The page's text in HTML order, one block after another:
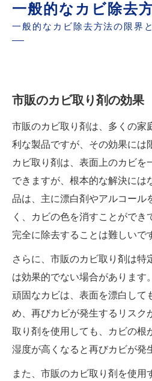
一般的なカビ除去
一般的なカビ除去方法の限界
市販のカビ取り剤の効果
市販のカビ取り剤は、多くの家
利な製品ですが、その効果には
カビ取り剤は、表面上のカビを
できますが、根本的な解決には
品は、主に漂白剤やアルコール
く、カビの色を消すことができ
完全に除去することは難しいで
さらに、市販のカビ取り剤は特
は効果的でない場合があります
頑固なカビは、表面を漂白して
め、再びカビが発生するリスク
取り剤を使用しても、カビの根
湿度が高くなると再びカビが発
また、市販のカビ取り剤を使用